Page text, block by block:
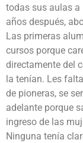
todas sus aulas a
años después,
Las primeras
cursos porque
directamente del
la tenían. Les
de pioneras, se
adelante porque
ingreso de las
Ninguna tenía